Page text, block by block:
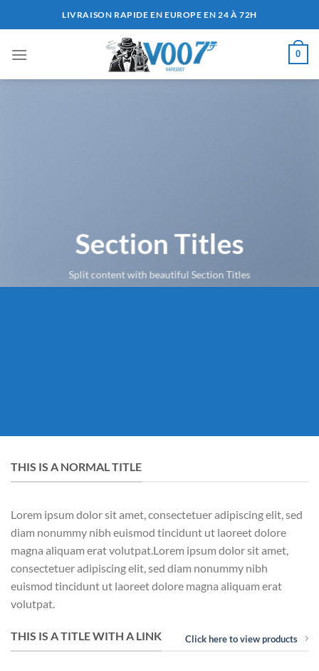
au
LIVRAISON RAPIDE EN EUROPE EN 24 À 72H
0
Section Titles
Split content with beautiful Section Titles
THIS IS A NORMAL TITLE
Lorem ipsum dolor sit amet, consectetuer adipiscing elit, sed
diam nonummy nibh euismod tincidunt ut laoreet dolore
magna aliquam erat volutpat.Lorem ipsum dolor sit amet,
consectetuer adipiscing elit, sed diam nonummy nibh
euismod tincidunt ut laoreet dolore magna aliquam erat
volutpat.
THIS IS A TITLE WITH A LINK Click here to view products